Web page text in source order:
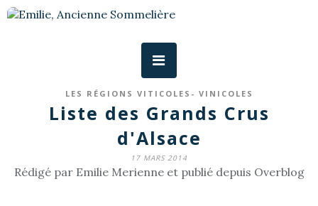
LES RÉGIONS VITICOLES- VINICOLES
Liste des Grands Crus
d'Alsace
17 MARS 2014
Rédigé par Emilie Merienne et publié depuis Overblog